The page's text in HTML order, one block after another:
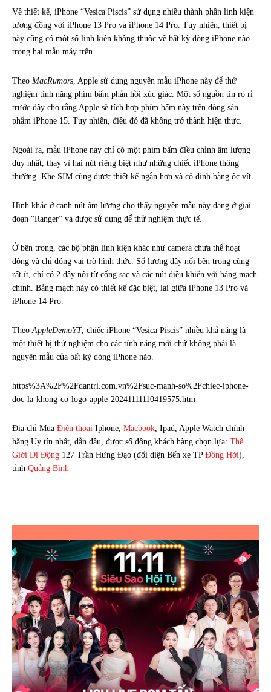
Về thiết kế, iPhone “Vesica Piscis” sử dụng nhiều thành phần linh kiện
tương đồng với iPhone 13 Pro và iPhone 14 Pro. Tuy nhiên, thiết bị
này cũng có một số linh kiện không thuộc về bất kỳ dòng iPhone nào
trong hai mẫu máy trên.
Theo MacRumors , Apple sử dụng nguyên mẫu iPhone này để thử
nghiệm tính năng phím bấm phản hồi xúc giác. Một số nguồn tin rò rỉ
trước đây cho rằng Apple sẽ tích hợp phím bấm này trên dòng sản
phẩm iPhone 15. Tuy nhiên, điều đó đã không trở thành hiện thực.
Ngoài ra, mẫu iPhone này chỉ có một phím bấm điều chỉnh âm lượng
duy nhất, thay vì hai nút riêng biệt như những chiếc iPhone thông
thường. Khe SIM cũng được thiết kế ngắn hơn và cố định bằng ốc vít.
Hình khắc ở cạnh nút âm lượng cho thấy nguyên mẫu này đang ở giai
đoạn “Ranger” và được sử dụng để thử nghiệm thực tế.
Ở bên trong, các bộ phận linh kiện khác như camera chưa thể hoạt
động và chỉ đóng vai trò hình thức. Số lượng dây nối bên trong cũng
rất ít, chỉ có 2 dây nối từ cổng sạc và các nút điều khiển với bảng mạch
chính. Bảng mạch này có thiết kế đặc biệt, lai giữa iPhone 13 Pro và
iPhone 14 Pro.
Theo AppleDemoYT, chiếc iPhone “Vesica Piscis” nhiều khả năng là
một thiết bị thử nghiệm cho các tính năng mới chứ không phải là
nguyên mẫu của bất kỳ dòng iPhone nào.
https%3A%2F%2Fdantri.com.vn%2Fsuc-manh-so%2Fchiec-iphone-
doc-la-khong-co-logo-apple-20241111110419575.htm
Địa chỉ Mua Điện thoại Iphone, Macbook , Ipad, Apple Watch chính
hãng Uy tín nhất, dẫn đầu, được số đông khách hàng chọn lựa: Thế
Giới Di Động 127 Trần Hưng Đạo (đối diện Bến xe TP Đồng Hới),
tỉnh Quảng Bình